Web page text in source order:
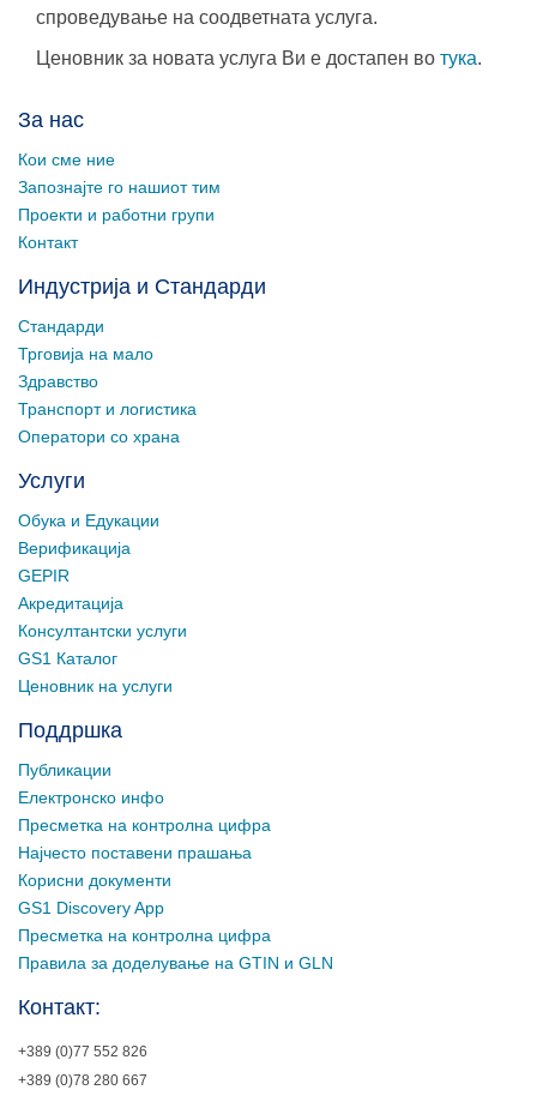
спроведување на соодветната услуга.
Ценовник за новата услуга Ви е достапен во тука.
За нас
Кои сме ние
Запознајте го нашиот тим
Проекти и работни групи
Контакт
Индустрија и Стандарди
Стандарди
Трговија на мало
Здравство
Транспорт и логистика
Оператори со храна
Услуги
Обука и Едукации
Верификација
GEPIR
Акредитација
Консултантски услуги
GS1 Каталог
Ценовник на услуги
Поддршка
Публикации
Електронско инфо
Пресметка на контролна цифра
Најчесто поставени прашања
Корисни документи
GS1 Discovery App
Пресметка на контролна цифра
Правила за доделување на GTIN и GLN
Контакт:
+389 (0)77 552 826
+389 (0)78 280 667